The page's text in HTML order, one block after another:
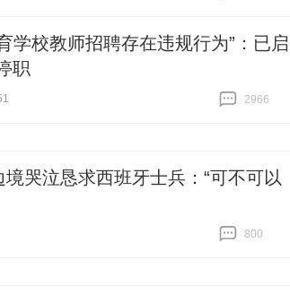
学校教师招聘存在违规行为”：已启
职
2966
哭泣恳求西班牙士兵：“可不可以
800